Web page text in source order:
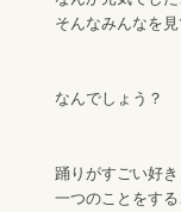
そんなみんなを
なんでしょう？
踊りがすごい好
一つのことをする